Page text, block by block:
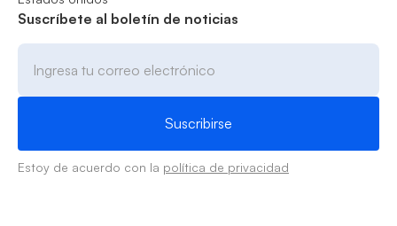
Suscríbete al boletín de noticias
Estoy de acuerdo con la política de privacidad